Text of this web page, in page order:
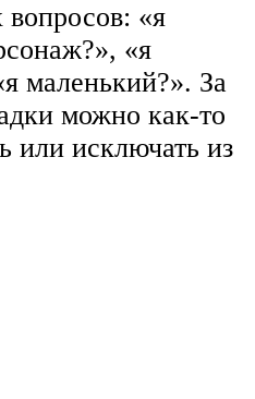
«я
«я
маленький?». За
можно как-то
или исключать из